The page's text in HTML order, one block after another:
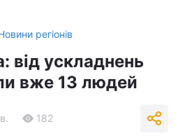
регіонів
від ускладнень
вже 13 людей
182